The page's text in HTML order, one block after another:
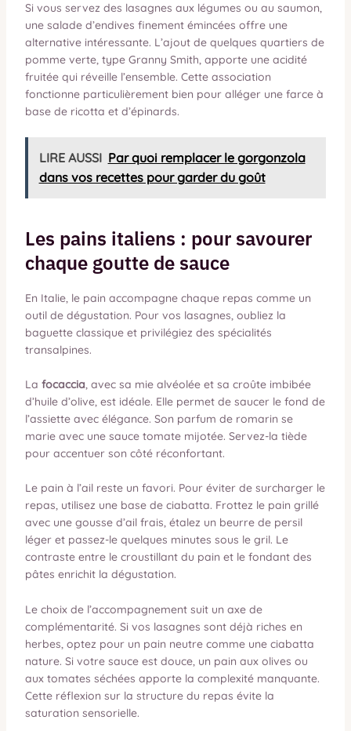
Si vous servez des lasagnes aux légumes ou au saumon,
une salade d’endives finement émincées offre une
alternative intéressante. L’ajout de quelques quartiers de
pomme verte, type Granny Smith, apporte une acidité
fruitée qui réveille l’ensemble. Cette association
fonctionne particulièrement bien pour alléger une farce à
base de ricotta et d’épinards.
LIRE AUSSI Par quoi remplacer le gorgonzola
dans vos recettes pour garder du goût
Les pains italiens : pour savourer
chaque goutte de sauce
En Italie, le pain accompagne chaque repas comme un
outil de dégustation. Pour vos lasagnes, oubliez la
baguette classique et privilégiez des spécialités
transalpines.
La focaccia, avec sa mie alvéolée et sa croûte imbibée
d’huile d’olive, est idéale. Elle permet de saucer le fond de
l’assiette avec élégance. Son parfum de romarin se
marie avec une sauce tomate mijotée. Servez-la tiède
pour accentuer son côté réconfortant.
Le pain à l’ail reste un favori. Pour éviter de surcharger le
repas, utilisez une base de ciabatta. Frottez le pain grillé
avec une gousse d’ail frais, étalez un beurre de persil
léger et passez-le quelques minutes sous le gril. Le
contraste entre le croustillant du pain et le fondant des
pâtes enrichit la dégustation.
Le choix de l’accompagnement suit un axe de
complémentarité. Si vos lasagnes sont déjà riches en
herbes, optez pour un pain neutre comme une ciabatta
nature. Si votre sauce est douce, un pain aux olives ou
aux tomates séchées apporte la complexité manquante.
Cette réflexion sur la structure du repas évite la
saturation sensorielle.